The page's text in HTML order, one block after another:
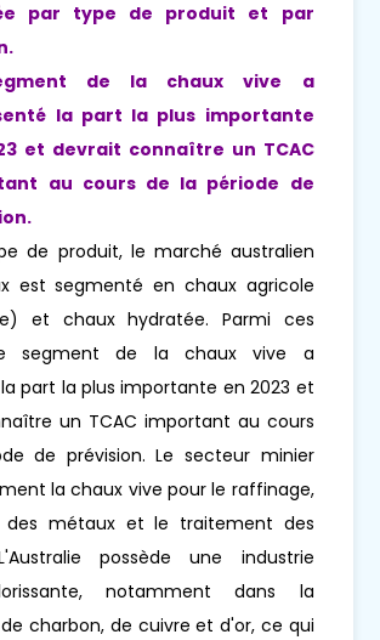
par type de produit et par
de la chaux vive a
la part la plus importante
et devrait connaître un TCAC
au cours de la période de
de produit, le marché australien
est segmenté en chaux agricole
et chaux hydratée. Parmi ces
segment de la chaux vive a
part la plus importante en 2023 et
un TCAC important au cours
de prévision. Le secteur minier
la chaux vive pour le raffinage,
des métaux et le traitement des
possède une industrie
notamment dans la
charbon, de cuivre et d'or, ce qui